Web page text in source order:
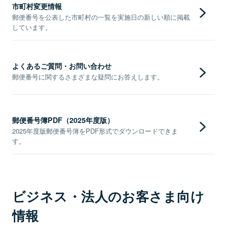
市町村変更情報
郵便番号を公表した市町村の一覧を実施日の新しい順に掲載
しています。
よくあるご質問・お問い合わせ
郵便番号に関するさまざまな疑問にお答えします。
郵便番号簿PDF（2025年度版）
2025年度版郵便番号簿をPDF形式でダウンロードできま
す。
ビジネス・法人のお客さま向け
情報